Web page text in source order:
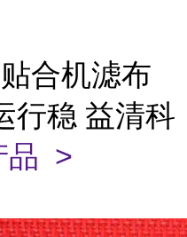
合机滤布
行稳 益清科
品 >